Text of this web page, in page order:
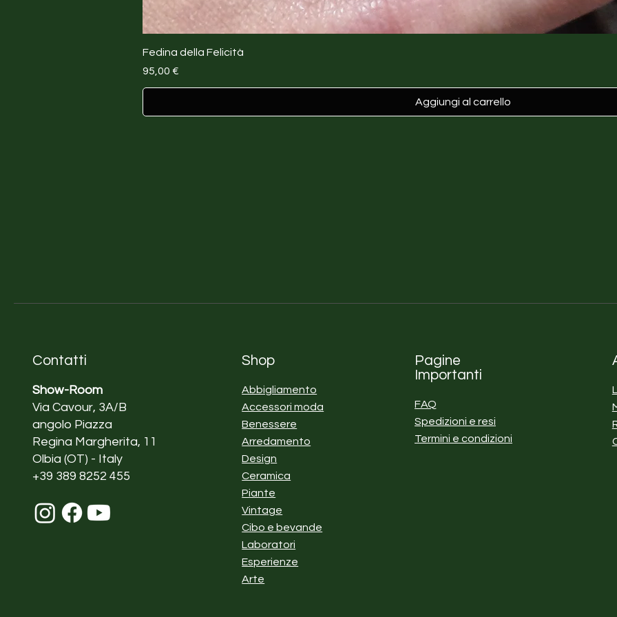
Fedina della Felicità
Prezzo
95,00 €
Aggiungi al carrello
Contatti
Show-Room
Via Cavour, 3A/B
angolo Piazza
Regina Margherita, 11
Olbia (OT) - Italy
+39 389 8252 455
Shop
Abbigliamento
Accessori moda
Benessere
Arredamento
Design
Ceramica
Piante
Vintage
Cibo e bevande
Laboratori
Esperienze
Arte
Pagine
Importanti
FAQ
Spedizioni e resi
Termini e condizioni